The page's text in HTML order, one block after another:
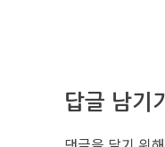
답글 남기기